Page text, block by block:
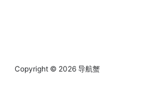
Copyright © 2026 导航蟹